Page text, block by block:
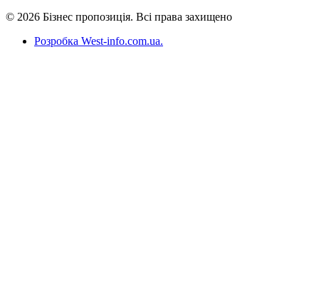
© 2026 Бізнес пропозиція. Всі права захищено
Розробка West-info.com.ua.